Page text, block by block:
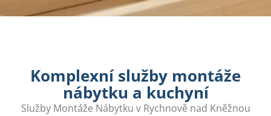
Komplexní služby montáže
nábytku a kuchyní
Služby Montáže Nábytku v Rychnově nad Kněžnou